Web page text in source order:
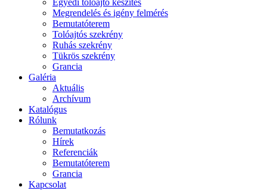
Egyedi toloajtó készítés
Megrendelés és igény felmérés
Bemutatóterem
Tolóajtós szekrény
Ruhás szekrény
Tükrös szekrény
Grancia
Galéria
Aktuális
Archívum
Katalógus
Rólunk
Bemutatkozás
Hírek
Referenciák
Bemutatóterem
Grancia
Kapcsolat